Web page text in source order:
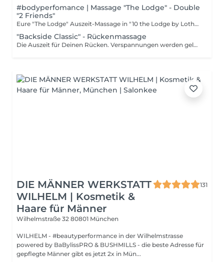
#bodyperfomance | Massage "The Lodge" - Double
"2 Friends"
Eure "The Lodge" Auszeit-Massage in "10 the Lodge by Lothar Matthäus". Gönnt euch die entspannendste Gankörper-Massage Münchens zu zweit im exklusiven Private Spa in der Männer Werkstatt. Hier bekommt ihr mehr als nur Entspannung. Ihr bekommtt eine Massage, die sitzt - tiefgehend, präzise und auf euch abgestimmt ist. Ob Verspannungen lösen oder einfach runterkommen: Unsere Expertinnen wissen, was Männer brauchen. Das Ambiente? Lasst euch überraschen... Softdrinks, Bier und/ oder BUSHMILLS sind natürlich inkludiert. "10 the Lodge by Lothar Matthäus" - nur für Männer. Nur bei uns im bestbewerteten Studio für gepflegte Männer in Deutschland.
"Backside Classic" - Rückenmassage
Die Auszeit für Deinen Rücken. Verspannungen werden gelockert, Sehnen entlastet und die Durchblutung verbessert. Viele Rückenprobleme können mit unserer Rückenmassage verbessert oder vorbeugend behandelt werden. Unsere Massagen werden mit hochwertigem Öl durchgeführt.
DIE MÄNNER WERKSTATT
WILHELM | Kosmetik &
Haare für Männer
131
Wilhelmstraße 32 80801 München
WILHELM - #beautyperformance in der Wilhelmstrasse
powered by BaBylissPRO & BUSHMILLS - die beste Adresse für
gepflegte Männer gibt es jetzt 2x in Mün...